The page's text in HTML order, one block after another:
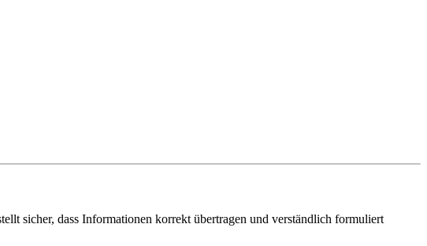
sicher, dass Informationen korrekt übertragen und verständlich formuliert